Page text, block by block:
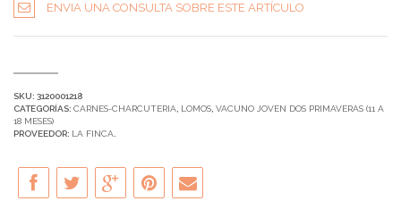
ENVIA UNA CONSULTA SOBRE ESTE ARTÍCULO
SKU: 3120001218
CATEGORÍAS: CARNES-CHARCUTERIA LOMOS VACUNO JOVEN DOS PRIMAVERAS (11 A
18 MESES)
PROVEEDOR: LA FINCA